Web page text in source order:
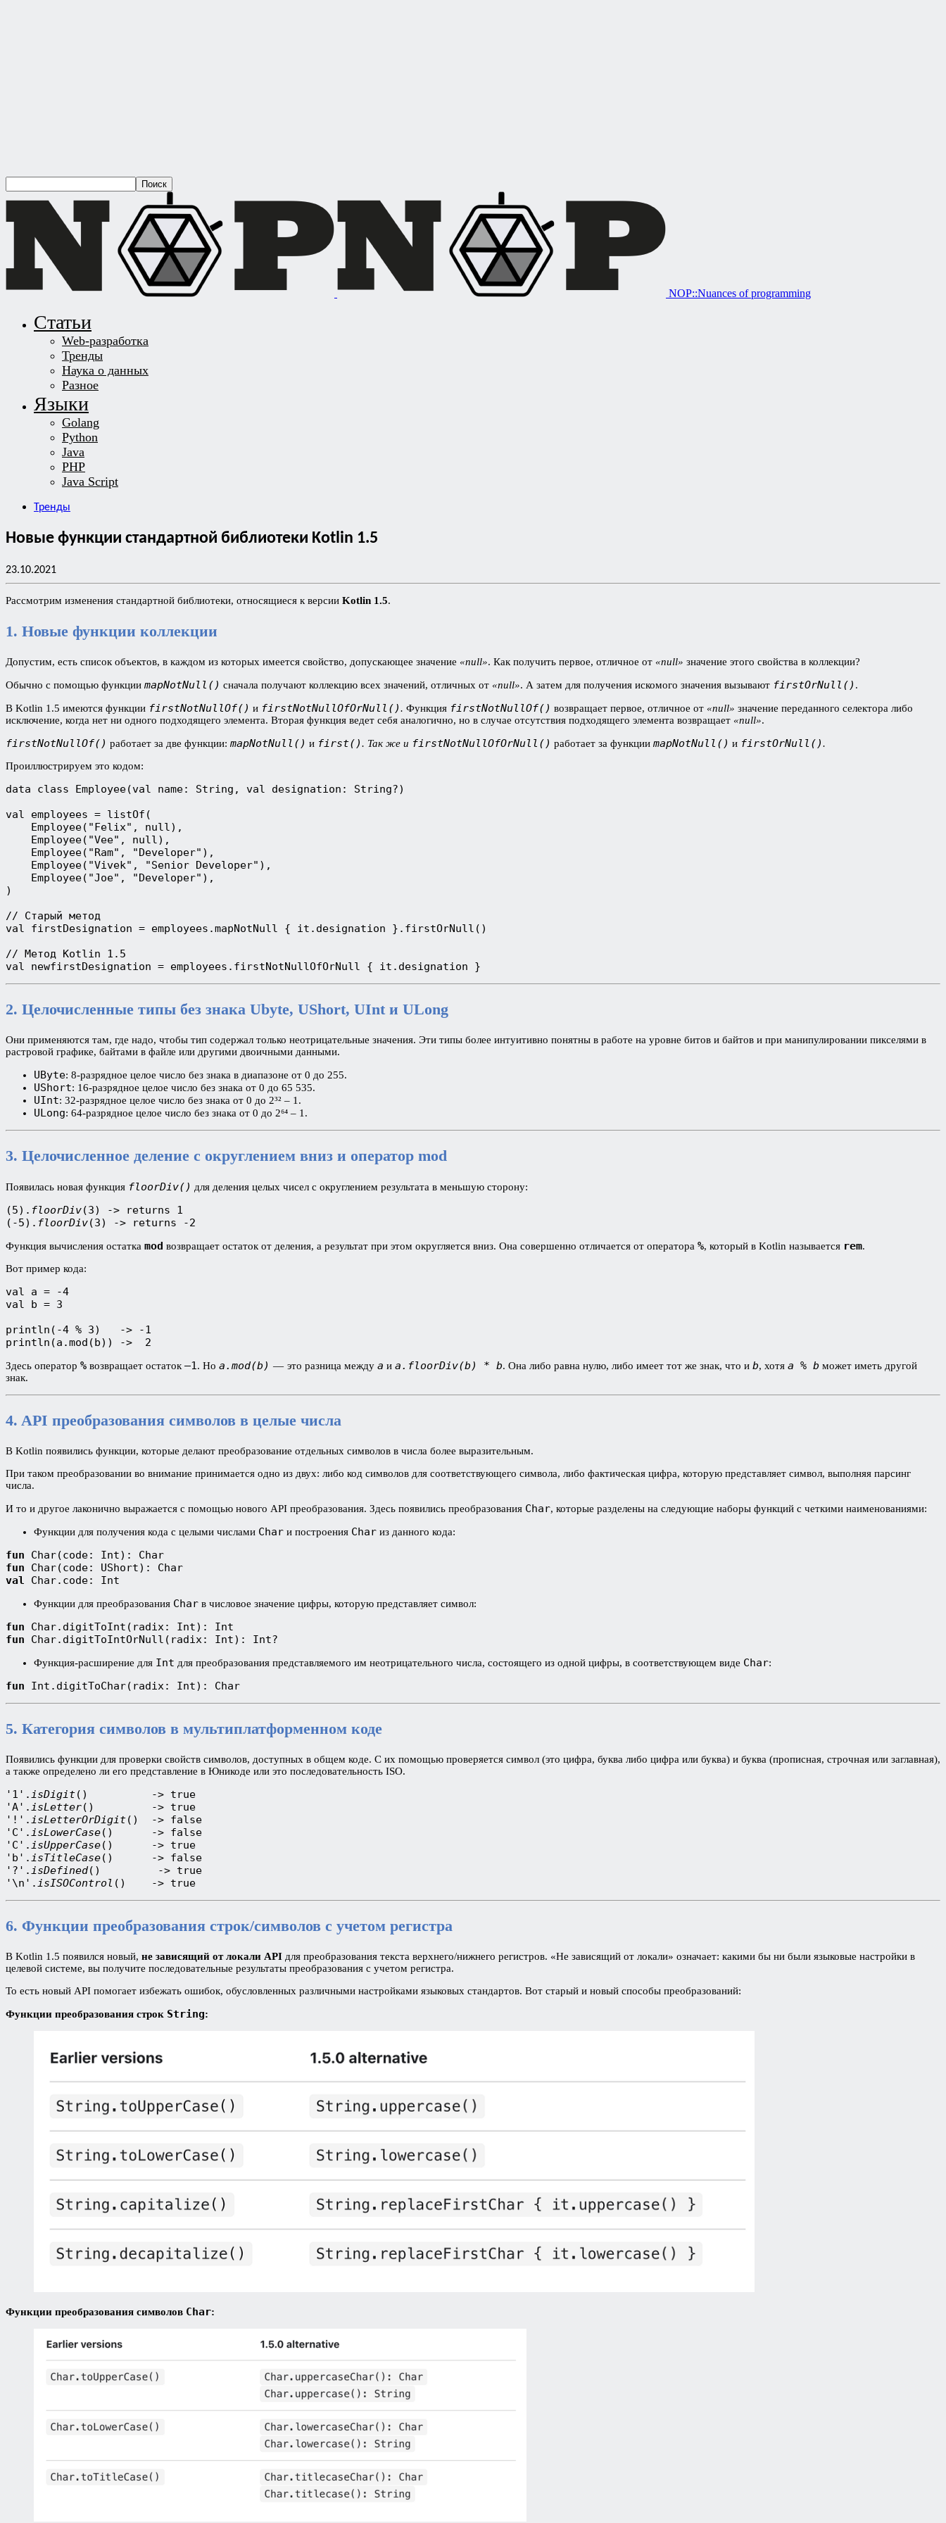
NOP::Nuances of programming
Статьи
Web-разработка
Тренды
Наука о данных
Разное
Языки
Golang
Python
Java
PHP
Java Script
Тренды
Новые функции стандартной библиотеки Kotlin 1.5
23.10.2021
Рассмотрим изменения стандартной библиотеки, относящиеся к версии Kotlin 1.5.
1. Новые функции коллекции
Допустим, есть список объектов, в каждом из которых имеется свойство, допускающее значение «null». Как получить первое, отличное от «null» значение этого свойства в коллекции?
Обычно с помощью функции mapNotNull() сначала получают коллекцию всех значений, отличных от «null». А затем для получения искомого значения вызывают firstOrNull() .
В Kotlin 1.5 имеются функции firstNotNullOf() и firstNotNullOfOrNull(). Функция firstNotNullOf() возвращает первое, отличное от «null» значение переданного селектора либо
исключение, когда нет ни одного подходящего элемента. Вторая функция ведет себя аналогично, но в случае отсутствия подходящего элемента возвращает «null».
firstNotNullOf() работает за две функции: mapNotNull() и first(). Так же и firstNotNullOfOrNull() работает за функции mapNotNull() и firstOrNull().
Проиллюстрируем это кодом:
data class Employee(val name: String, val designation: String?)
val employees = listOf(
    Employee("Felix", null),
    Employee("Vee", null),
    Employee("Ram", "Developer"),
    Employee("Vivek", "Senior Developer"),
    Employee("Joe", "Developer"),
)
// Старый метод
val firstDesignation = employees.mapNotNull { it.designation }.firstOrNull()
// Метод Kotlin 1.5
val newfirstDesignation = employees.firstNotNullOfOrNull { it.designation }
2. Целочисленные типы без знака Ubyte, UShort, UInt и ULong
Они применяются там, где надо, чтобы тип содержал только неотрицательные значения. Эти типы более интуитивно понятны в работе на уровне битов и байтов и при манипулировании пикселями в
растровой графике, байтами в файле или другими двоичными данными.
UByte: 8-разрядное целое число без знака в диапазоне от 0 до 255.
UShort: 16-разрядное целое число без знака от 0 до 65 535.
UInt: 32-разрядное целое число без знака от 0 до 2³² – 1.
ULong: 64-разрядное целое число без знака от 0 до 2⁶⁴ – 1.
3. Целочисленное деление с округлением вниз и оператор mod
Появилась новая функция floorDiv() для деления целых чисел с округлением результата в меньшую сторону:
(5). floorDiv(3) -> returns 1
(-5). floorDiv(3) -> returns -2
Функция вычисления остатка mod возвращает остаток от деления, а результат при этом округляется вниз. Она совершенно отличается от оператора %, который в Kotlin называется rem.
Вот пример кода:
val a = -4
val b = 3
println(-4 % 3)   -> -1
println(a.mod(b)) ->  2
Здесь оператор % возвращает остаток –1. Но a.mod(b) — это разница между a и a.floorDiv(b) * b. Она либо равна нулю, либо имеет тот же знак, что и b, хотя a % b может иметь другой
знак.
4. API преобразования символов в целые числа
В Kotlin появились функции, которые делают преобразование отдельных символов в числа более выразительным.
При таком преобразовании во внимание принимается одно из двух: либо код символов для соответствующего символа, либо фактическая цифра, которую представляет символ, выполняя парсинг
числа.
И то и другое лаконично выражается с помощью нового API преобразования. Здесь появились преобразования Char, которые разделены на следующие наборы функций с четкими наименованиями:
Функции для получения кода с целыми числами Char и построения Char из данного кода:
fun Char(code: Int): Char
fun Char(code: UShort): Char
val Char.code: Int
Функции для преобразования Char в числовое значение цифры, которую представляет символ:
fun Char.digitToInt(radix: Int): Int
fun Char.digitToIntOrNull(radix: Int): Int?
Функция-расширение для Int для преобразования представляемого им неотрицательного числа, состоящего из одной цифры, в соответствующем виде Char:
fun Int.digitToChar(radix: Int): Char
5. Категория символов в мультиплатформенном коде
Появились функции для проверки свойств символов, доступных в общем коде. С их помощью проверяется символ (это цифра, буква либо цифра или буква) и буква (прописная, строчная или заглавная),
а также определено ли его представление в Юникоде или это последовательность ISO.
'1'.isDigit()          -> true
'A'.isLetter()         -> true
'!'.isLetterOrDigit()  -> false
'C'.isLowerCase()      -> false
'C'.isUpperCase()      -> true
'b'.isTitleCase()      -> false
'?'.isDefined()         -> true
'\n'.isISOControl ()    -> true
6. Функции преобразования строк/символов с учетом регистра
В Kotlin 1.5 появился новый, не зависящий от локали API для преобразования текста верхнего/нижнего регистров. «Не зависящий от локали» означает: какими бы ни были языковые настройки в
целевой системе, вы получите последовательные результаты преобразования с учетом регистра.
То есть новый API помогает избежать ошибок, обусловленных различными настройками языковых стандартов. Вот старый и новый способы преобразований:
Функции преобразования строк String:
Функции преобразования символов Char: